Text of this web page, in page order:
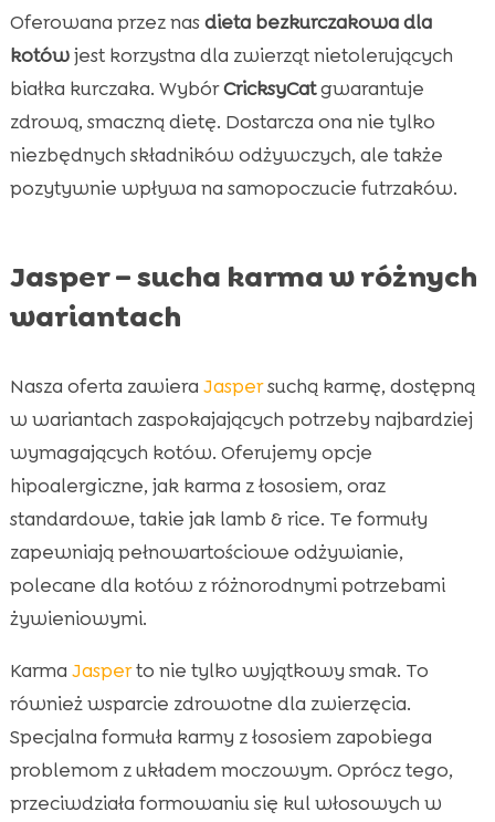
Oferowana przez nasdieta bezkurczakowa dla
kotówjest korzystna dla zwierząt nietolerujących
białka kurczaka. WybórCricksyCatgwarantuje
zdrową, smaczną dietę. Dostarcza ona nie tylko
niezbędnych składników odżywczych, ale także
pozytywnie wpływa na samopoczucie futrzaków.
Jasper – sucha karma w różnych
wariantach
Nasza oferta zawiera Jaspersuchą karmę, dostępną
w wariantach zaspokajających potrzeby najbardziej
wymagających kotów. Oferujemy opcje
hipoalergiczne, jak karma z łososiem, oraz
standardowe, takie jak lamb & rice. Te formuły
zapewniają pełnowartościowe odżywianie,
polecane dla kotów z różnorodnymi potrzebami
żywieniowymi.
Karma Jasperto nie tylko wyjątkowy smak. To
również wsparcie zdrowotne dla zwierzęcia.
Specjalna formuła karmy z łososiem zapobiega
problemom z układem moczowym. Oprócz tego,
przeciwdziała formowaniu się kul włosowych w